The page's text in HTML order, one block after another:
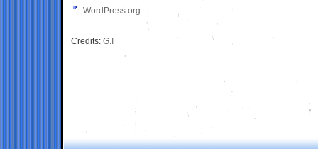
WordPress.org
Credits: G.I